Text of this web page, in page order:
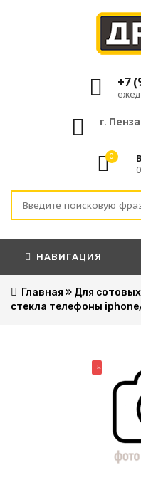
+7
г.
0
НАВИГАЦИЯ
Главная » Для
стекла телефоны
НОВИНКА